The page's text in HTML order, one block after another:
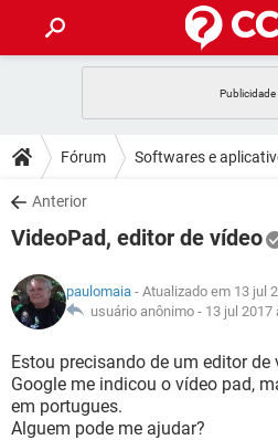
CELULAR
OUTLOOK
INSTAGRAM
GUIA DE COMPRAS
DICAS
JOGOS
INSTAGRAM
GUIA DE COMPRAS
DOWNLOADS
JOGOS
CELULAR
OUTLOOK
INSTAGRAM
GUIA DE COMPRAS
JOGOS
CELULAR
OUTLOOK
INSTAGRAM
GLOSSÁRIO
CELULAR
OUTLOOK
Fórum Softwares e
Anterior
VideoPad, editor de vídeo
paulomaia - Atualizado em 13 jul
usuário anônimo - 13 jul 2017
Estou precisando de um editor
Google me indicou o vídeo pad,
em portugues.
Alguem pode me ajudar?